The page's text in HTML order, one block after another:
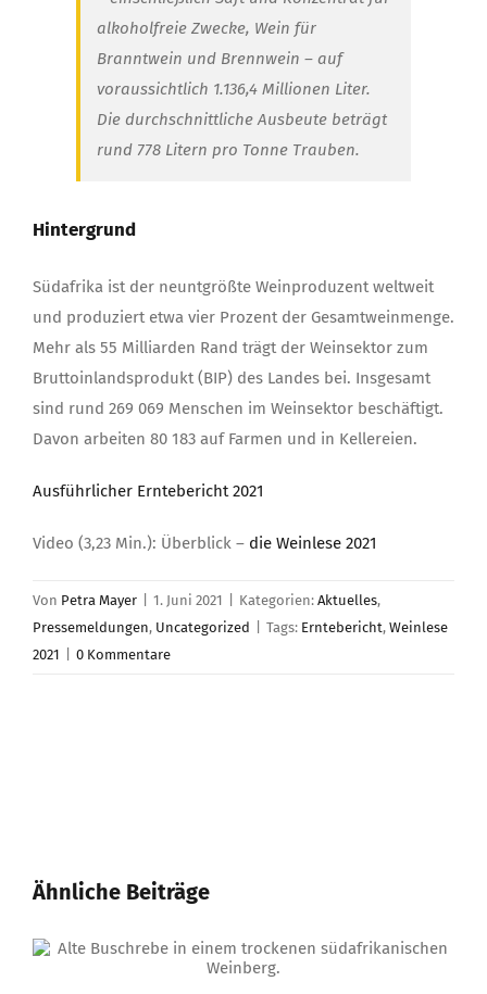
alkoholfreie Zwecke, Wein für
Branntwein und Brennwein – auf
voraussichtlich 1.136,4 Millionen Liter.
Die durchschnittliche Ausbeute beträgt
rund 778 Litern pro Tonne Trauben.
Hintergrund
Südafrika ist der neuntgrößte Weinproduzent weltweit
und produziert etwa vier Prozent der Gesamtweinmenge.
Mehr als 55 Milliarden Rand trägt der Weinsektor zum
Bruttoinlandsprodukt (BIP) des Landes bei. Insgesamt
sind rund 269 069 Menschen im Weinsektor beschäftigt.
Davon arbeiten 80 183 auf Farmen und in Kellereien.
Ausführlicher Erntebericht 2021
Video (3,23 Min.): Überblick – die Weinlese 2021
Von Petra Mayer 1. Juni 2021 Kategorien: Aktuelles,
Pressemeldungen, Uncategorized Tags: Erntebericht, Weinlese
2021
0 Kommentare
Ähnliche Beiträge